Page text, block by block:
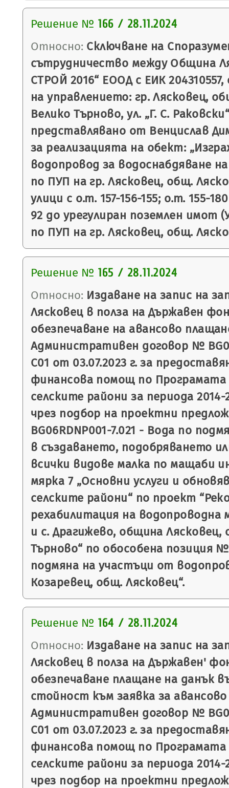
Решение № 166 / 28.11.2024
Относно: Сключване на
сътрудничество между Община
СТРОЙ 2016“ ЕООД с ЕИК
на управлението: гр. Лясковец,
Велико Търново, ул. „Г. С.
представлявано от Венцислав
за реализацията на обект:
водопровод за водоснабдяване
по ПУП на гр. Лясковец, общ.
улици с о.т. 157-156-155; о.т. 155-
92 до урегулиран поземлен имот
по ПУП на гр. Лясковец, общ.
Решение № 165 / 28.11.2024
Относно: Издаване на запис на
Лясковец в полза на Държавен
обезпечаване на авансово
Административен договор №
C01 от 03.07.2023 г. за
финансова помощ по Програмата
селските райони за периода 2014-
чрез подбор на проектни
BG06RDNP001-7.021 - Вода по
в създаването, подобряването
всички видове малка по мащаби
мярка 7 „Основни услуги и
селските райони“ по проект
рехабилитация на водопроводна
и с. Драгижево, община Лясковец,
Търново“ по обособена позиция
подмяна на участъци от
Козаревец, общ. Лясковец“.
Решение № 164 / 28.11.2024
Относно: Издаване на запис на
Лясковец в полза на Държавен'
обезпечаване плащане на данък
стойност към заявка за
Административен договор №
С01 от 03.07.2023 г. за
финансова помощ по Програмата
селските райони за периода 2014-
чрез подбор на проектни